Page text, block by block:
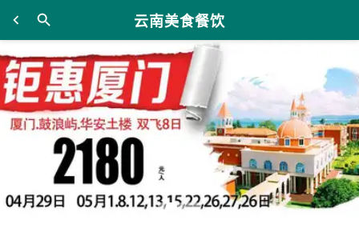
云南美食餐饮